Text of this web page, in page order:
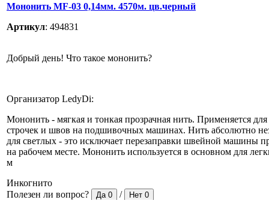
Мононить MF-03 0,14мм. 4570м. цв.черный
Артикул: 494831
Добрый день! Что такое мононить?
Организатор LedyDi:
Мононить - мягкая и тонкая прозрачная нить. Применяется
строчек и швов на подшивочных машинах. Нить абсолютно
для светлых - это исключает перезаправки швейной машины
на рабочем месте. Мононить используется в основном для
м
Инкогнито
Полезен ли вопрос?
Да 0 / Нет 0